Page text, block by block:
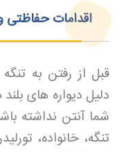
اقدامات حفاظتی
قبل از رفتن به
دلیل دیواره های
شما آنتن نداشته
تنگه، خانواده،